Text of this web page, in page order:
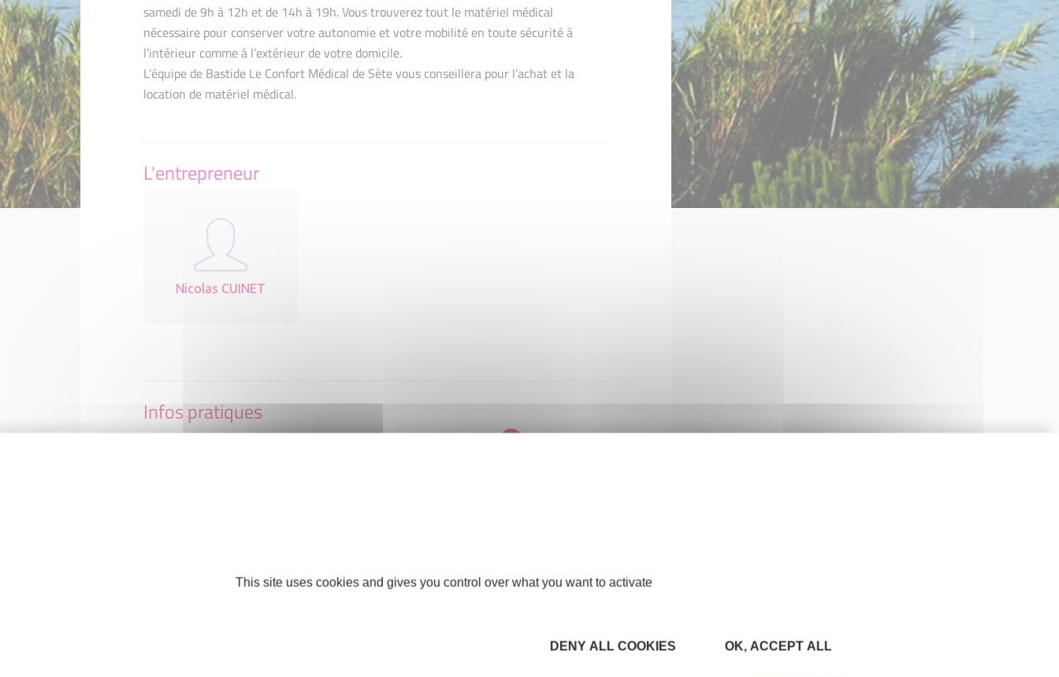
samedi de 9h à 12h et de 14h à 19h. Vous trouverez tout le matériel médical
nécessaire pour conserver votre autonomie et votre mobilité en toute sécurité à
l’intérieur comme à l’extérieur de votre domicile.
L’équipe de Bastide Le Confort Médical de Sète vous conseillera pour l’achat et la
location de matériel médical.
L'entrepreneur
Nicolas CUINET
Infos pratiques
This site uses cookies and gives you control over what you want to activate
OK, ACCEPT ALL
DENY ALL COOKIES